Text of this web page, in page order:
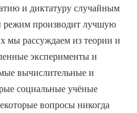
и диктатуру случайным
режим производит лучшую
мы рассуждаем из теории и
эксперименты и
вычислительные и
социальные учёные
вопросы никогда